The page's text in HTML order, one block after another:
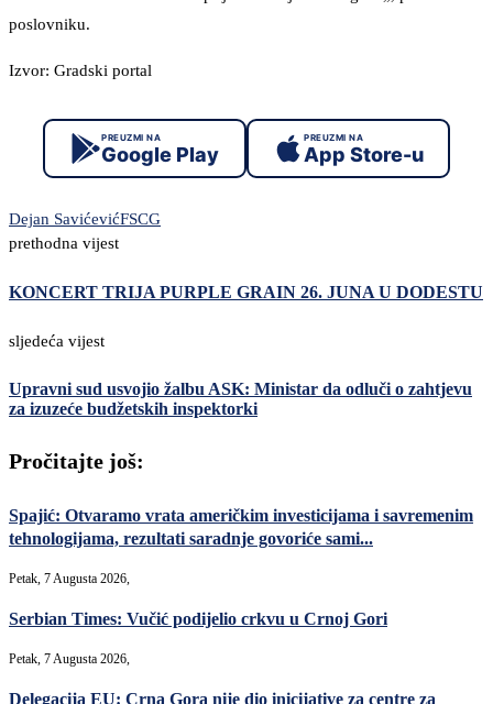
poslovniku.
Izvor: Gradski portal
PREUZMI NA
Google Play
PREUZMI NA
App Store-u
Dejan SavićevićFSCG
prethodna vijest
KONCERT TRIJA PURPLE GRAIN 26. JUNA U DODESTU
sljedeća vijest
Upravni sud usvojio žalbu ASK: Ministar da odluči o zahtjevu
za izuzeće budžetskih inspektorki
Pročitajte još:
Spajić: Otvaramo vrata američkim investicijama i savremenim
tehnologijama, rezultati saradnje govoriće sami...
Petak, 7 Augusta 2026,
Serbian Times: Vučić podijelio crkvu u Crnoj Gori
Petak, 7 Augusta 2026,
Delegacija EU: Crna Gora nije dio inicijative za centre za